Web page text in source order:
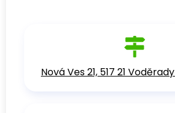
Nová Ves 21, 517 21